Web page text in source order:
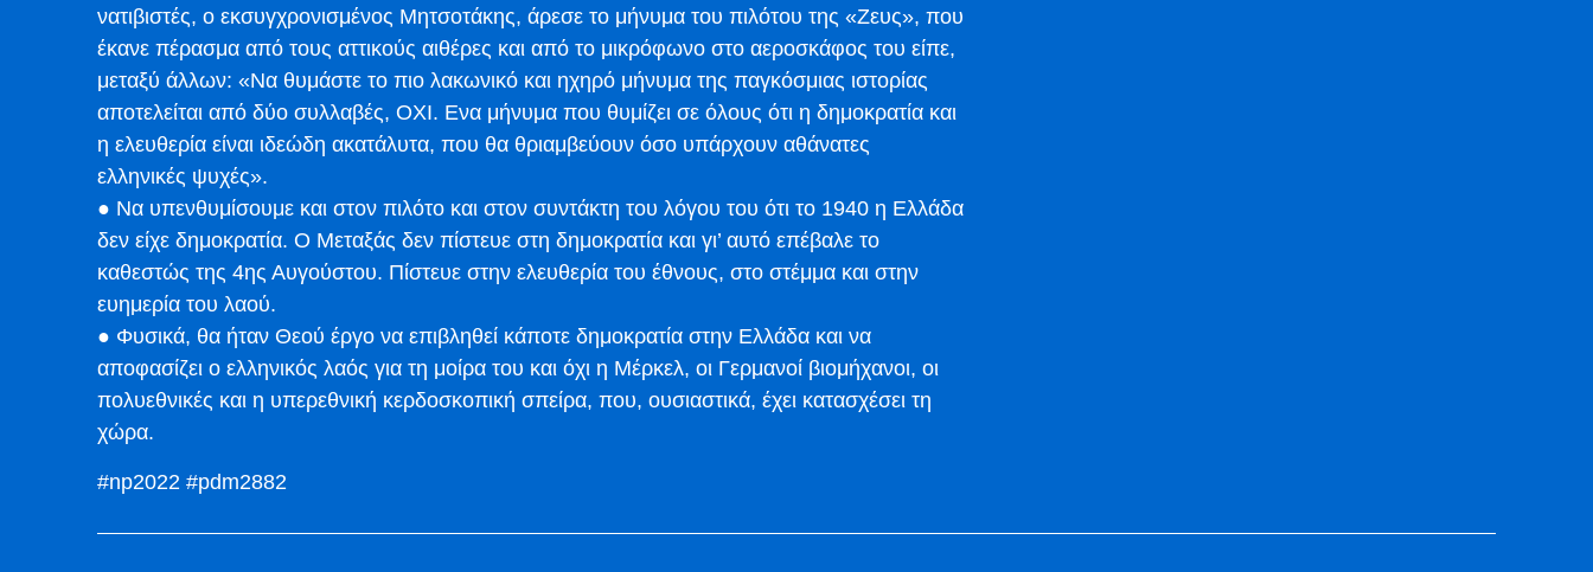
νατιβιστές, ο εκσυγχρονισμένος Μητσοτάκης, άρεσε το μήνυμα του πιλότου της «Ζευς», που
έκανε πέρασμα από τους αττικούς αιθέρες και από το μικρόφωνο στο αεροσκάφος του είπε,
μεταξύ άλλων: «Να θυμάστε το πιο λακωνικό και ηχηρό μήνυμα της παγκόσμιας ιστορίας
αποτελείται από δύο συλλαβές, ΟΧΙ. Ενα μήνυμα που θυμίζει σε όλους ότι η δημοκρατία και
η ελευθερία είναι ιδεώδη ακατάλυτα, που θα θριαμβεύουν όσο υπάρχουν αθάνατες
ελληνικές ψυχές».
● Να υπενθυμίσουμε και στον πιλότο και στον συντάκτη του λόγου του ότι το 1940 η Ελλάδα
δεν είχε δημοκρατία. Ο Μεταξάς δεν πίστευε στη δημοκρατία και γι’ αυτό επέβαλε το
καθεστώς της 4ης Αυγούστου. Πίστευε στην ελευθερία του έθνους, στο στέμμα και στην
ευημερία του λαού.
● Φυσικά, θα ήταν Θεού έργο να επιβληθεί κάποτε δημοκρατία στην Ελλάδα και να
αποφασίζει ο ελληνικός λαός για τη μοίρα του και όχι η Μέρκελ, οι Γερμανοί βιομήχανοι, οι
πολυεθνικές και η υπερεθνική κερδοσκοπική σπείρα, που, ουσιαστικά, έχει κατασχέσει τη
χώρα.
#np2022 #pdm2882